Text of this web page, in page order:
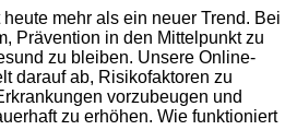
mehr als ein neuer Trend. Bei
Prävention in den Mittelpunkt zu
zu bleiben. Unsere Online-
darauf ab, Risikofaktoren zu
vorzubeugen und
zu erhöhen. Wie funktioniert